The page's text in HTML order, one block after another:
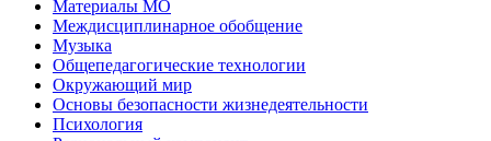
Материалы МО
Междисциплинарное обобщение
Музыка
Общепедагогические технологии
Окружающий мир
Основы безопасности жизнедеятельности
Психология